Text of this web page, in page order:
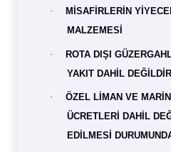
·
MİSAFİRLERİN
MALZEMESİ
·
ROTA DIŞI
YAKIT DAHİL
·
ÖZEL LİMAN VE
ÜCRETLERİ DAHİL
EDİLMESİ